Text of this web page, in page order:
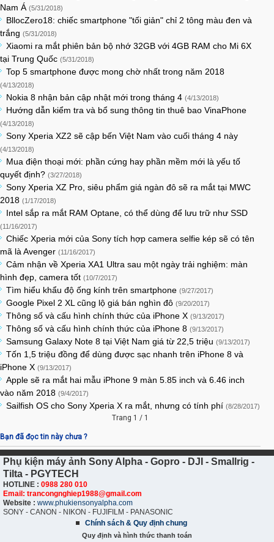
Nam Á (5/31/2018)
BllocZero18: chiếc smartphone "tối giản" chỉ 2 tông màu đen và
trắng (5/31/2018)
Xiaomi ra mắt phiên bản bộ nhớ 32GB với 4GB RAM cho Mi 6X
tại Trung Quốc (5/31/2018)
Top 5 smartphone được mong chờ nhất trong năm 2018
(4/13/2018)
Nokia 8 nhận bản cập nhật mới trong tháng 4 (4/13/2018)
Hướng dẫn kiểm tra và bổ sung thông tin thuê bao VinaPhone
(4/13/2018)
Sony Xperia XZ2 sẽ cập bến Việt Nam vào cuối tháng 4 này
(4/13/2018)
Mua điện thoại mới: phần cứng hay phần mềm mới là yếu tố
quyết định? (3/27/2018)
Sony Xperia XZ Pro, siêu phẩm giá ngàn đô sẽ ra mắt tại MWC
2018 (1/17/2018)
Intel sắp ra mắt RAM Optane, có thể dùng để lưu trữ như SSD
(11/16/2017)
Chiếc Xperia mới của Sony tích hợp camera selfie kép sẽ có tên
mã là Avenger (11/16/2017)
Cảm nhận về Xperia XA1 Ultra sau một ngày trải nghiệm: màn
hình đẹp, camera tốt (10/7/2017)
Tìm hiểu khẩu độ ống kính trên smartphone (9/27/2017)
Google Pixel 2 XL cũng lộ giá bán nghìn đô (9/20/2017)
Thông số và cấu hình chính thức của iPhone X (9/13/2017)
Thông số và cấu hình chính thức của iPhone 8 (9/13/2017)
Samsung Galaxy Note 8 tại Việt Nam giá từ 22,5 triệu (9/13/2017)
Tốn 1,5 triệu đồng để dùng được sạc nhanh trên iPhone 8 và
iPhone X (9/13/2017)
Apple sẽ ra mắt hai mẫu iPhone 9 màn 5.85 inch và 6.46 inch
vào năm 2018 (9/4/2017)
Sailfish OS cho Sony Xperia X ra mắt, nhưng có tính phí (8/28/2017)
Trang 1 / 1
Bạn đã đọc tin này chưa ?
Phụ kiện máy ảnh Sony Alpha - Gopro - DJI - Smallrig -
Tilta - PGYTECH
HOTLINE : 0988 280 010
Email: trancongnghiep1988@gmail.com
Website : www.phukiensonyalpha.com
SONY - CANON - NIKON - FUJIFILM - PANASONIC
Chính sách & Quy định chung
Quy định và hình thức thanh toán